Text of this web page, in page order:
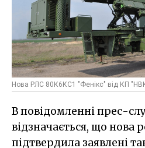
Нова РЛС 80К6КС1 "Фенікс" від КП
В повідомленні прес-
відзначається, що нова
підтвердила заявлені